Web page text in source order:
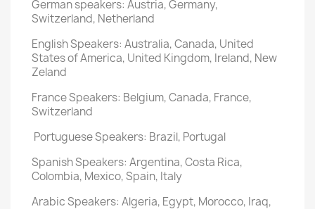
German speakers: Austria, Germany,
Switzerland, Netherland
English Speakers: Australia, Canada, United
States of America, United Kingdom, Ireland, New
Zeland
France Speakers: Belgium, Canada, France,
Switzerland
Portuguese Speakers: Brazil, Portugal
Spanish Speakers: Argentina, Costa Rica,
Colombia, Mexico, Spain, Italy
Arabic Speakers: Algeria, Egypt, Morocco, Iraq,